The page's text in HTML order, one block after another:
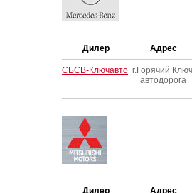
Дилер Адрес
СБСВ-Ключавто г.Горячий
автодорога
Дилер Адрес